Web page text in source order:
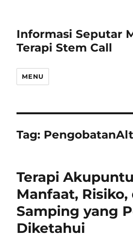
Informasi Seputar
Terapi Stem Call
MENU
Tag:
Terapi
Manfaat,
Samping yang
Diketahui